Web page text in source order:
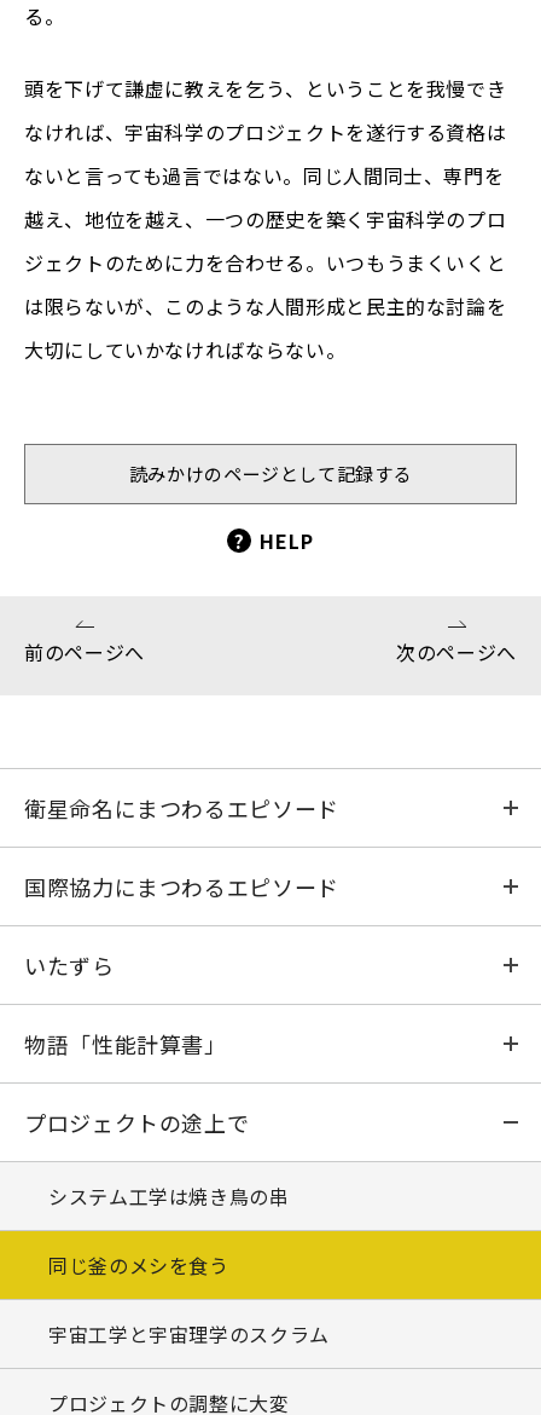
る。
頭を下げて謙虚に教えを乞う、ということを我慢でき
なければ、宇宙科学のプロジェクトを遂行する資格は
ないと言っても過言ではない。同じ人間同士、専門を
越え、地位を越え、一つの歴史を築く宇宙科学のプロ
ジェクトのために力を合わせる。いつもうまくいくと
は限らないが、このような人間形成と民主的な討論を
大切にしていかなければならない。
読みかけのページとして記録する
? HELP
前のページへ 次のページへ
衛星命名にまつわるエピソード
おおすみ
たんせい
はくちょう
ひのとり
てんま
ようこう
はやぶさ
国際協力にまつわるエピソード
さまざまな「ガイジン」模様
ラーメンの指
わびとさび
いたずら
珍酒《大隅大海》
アロンアルファ事件
物語「性能計算書」
物語「性能計算書」(1)
物語「性能計算書」(2)
物語「性能計算書」(3)
物語「性能計算書」(4)
物語「性能計算書」(5)
プロジェクトの途上で
システム工学は焼き鳥の串
同じ釜のメシを食う
宇宙工学と宇宙理学のスクラム
プロジェクトの調整に大変